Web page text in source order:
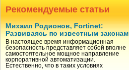
Рекомендуемые статьи
Михаил Родионов, Fortinet:
Развиваясь по известным законам
В настоящее время информационная
безопасность представляет собой вполне
самостоятельное мощное направление
корпоративной автоматизации.
Естественно, что в таких условиях